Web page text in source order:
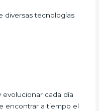
diversas tecnologías
evolucionar cada día
encontrar a tiempo el